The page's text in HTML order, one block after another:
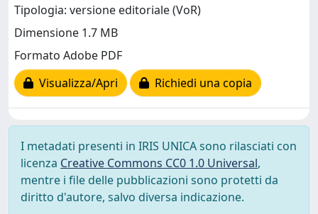
Tipologia: versione editoriale (VoR)
Dimensione 1.7 MB
Formato Adobe PDF
Visualizza/Apri
Richiedi una copia
I metadati presenti in IRIS UNICA sono rilasciati con
licenza Creative Commons CC0 1.0 Universal,
mentre i file delle pubblicazioni sono protetti da
diritto d'autore, salvo diversa indicazione.